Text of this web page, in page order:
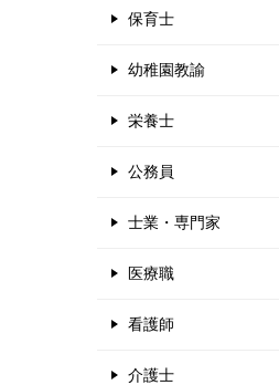
保育士
幼稚園教諭
栄養士
公務員
士業・専門家
医療職
看護師
介護士